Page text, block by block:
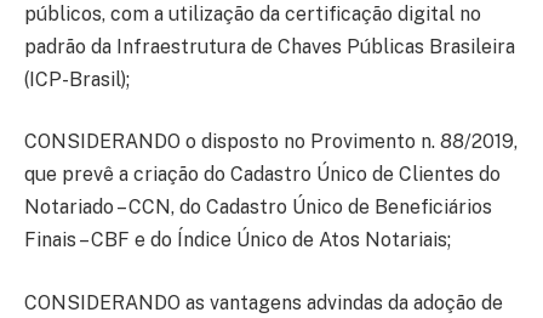
públicos, com a utilização da certificação digital no
padrão da Infraestrutura de Chaves Públicas Brasileira
(ICP-Brasil);
CONSIDERANDO o disposto no Provimento n. 88/2019,
que prevê a criação do Cadastro Único de Clientes do
Notariado – CCN, do Cadastro Único de Beneficiários
Finais – CBF e do Índice Único de Atos Notariais;
CONSIDERANDO as vantagens advindas da adoção de